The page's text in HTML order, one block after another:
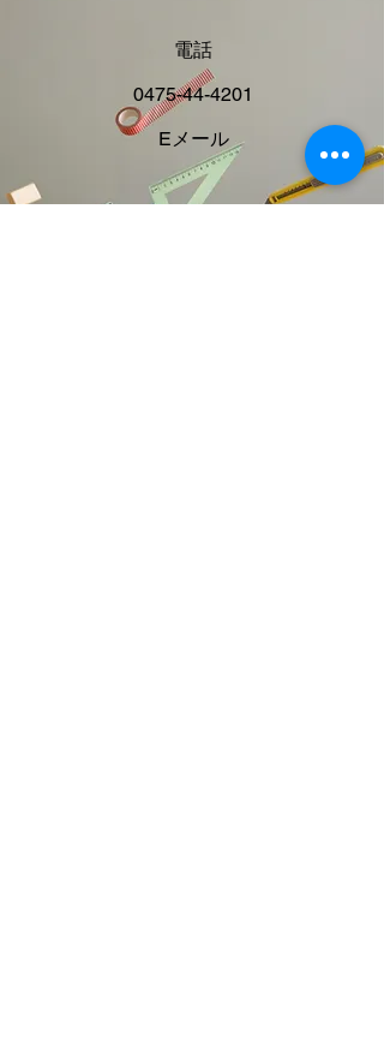
電話
0475-44-4201
Eメール